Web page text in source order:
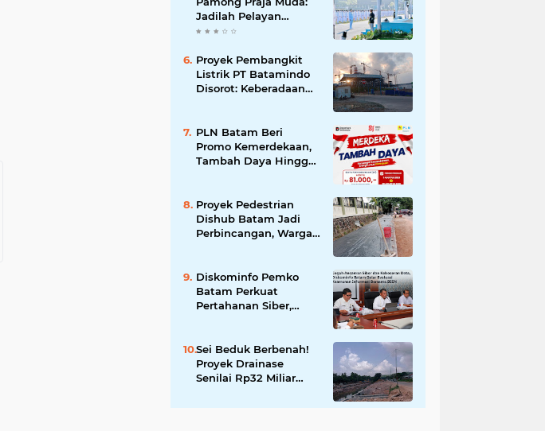
Jadilah Pelayan
Rakyat yang Jujur,
Korupsi
Proyek Pembangkit
Listrik PT Batamindo
Disorot: Keberadaan
Wartawan Jadi
Perhatian
PLN Batam Beri
Promo Kemerdekaan,
Tambah Daya Hingga
Proyek Pedestrian
Dishub Batam Jadi
Perbincangan, Warga
Penggunaan APBD
Diskominfo Pemko
Batam Perkuat
Pertahanan Siber,
Informasi Pemerintah
Sei Beduk Berbenah!
Proyek Drainase
Senilai Rp32 Miliar